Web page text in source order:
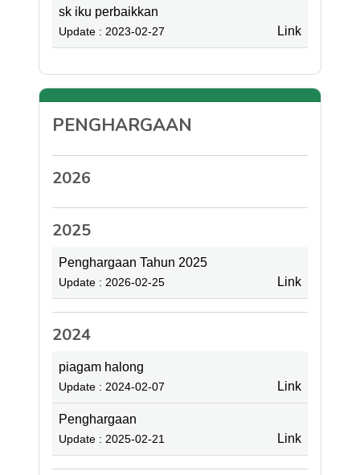
sk iku perbaikkan
Update : 2023-02-27 Link
PENGHARGAAN
2026
2025
Penghargaan Tahun 2025
Update : 2026-02-25 Link
2024
piagam halong
Update : 2024-02-07 Link
Penghargaan
Update : 2025-02-21 Link